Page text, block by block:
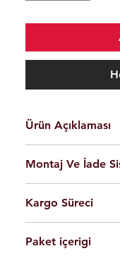
Ürün Açıklaması
Kolay montaj.
Talimatlar ve
Siyah Ve Gri Renk
Döküm
Yerli üretim.
80 KG yük
Montaj Ve İade
olarak
Ürünleri son
yapabilmesi için
Tüm ürünlerde
Kargo Süreci
Saat 14'ekadar
Paket içerigi